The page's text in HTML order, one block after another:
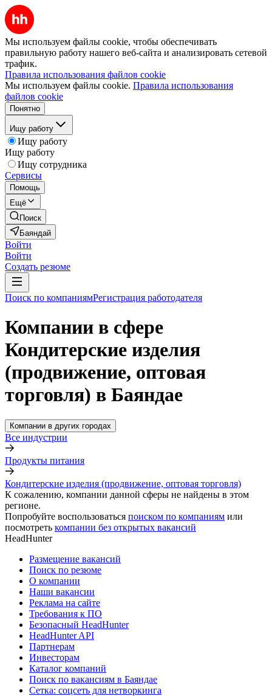
Мы используем файлы cookie, чтобы обеспечивать
правильную работу нашего веб-сайта и анализировать сетевой
трафик.
Правила использования файлов cookie
Мы используем файлы cookie. Правила использования
файлов cookie
Понятно
Ищу работу
Ищу работу
Ищу работу
Ищу сотрудника
Сервисы
Помощь
Ещё
Поиск
Баяндай
Войти
Войти
Создать резюме
Поиск по компаниямРегистрация работодателя
Компании в сфере
Кондитерские изделия
(продвижение, оптовая
торговля) в Баяндае
Компании в других городах
Все индустрии
Продукты питания
Кондитерские изделия (продвижение, оптовая торговля)
К сожалению, компании данной сферы не найдены в этом
регионе.
Попробуйте воспользоваться поиском по компаниям или
посмотреть компании без открытых вакансий
HeadHunter
Размещение вакансий
Поиск по резюме
О компании
Наши вакансии
Реклама на сайте
Требования к ПО
Безопасный HeadHunter
HeadHunter API
Партнерам
Инвесторам
Каталог компаний
Поиск по вакансиям в Баяндае
Сетка: соцсеть для нетворкинга